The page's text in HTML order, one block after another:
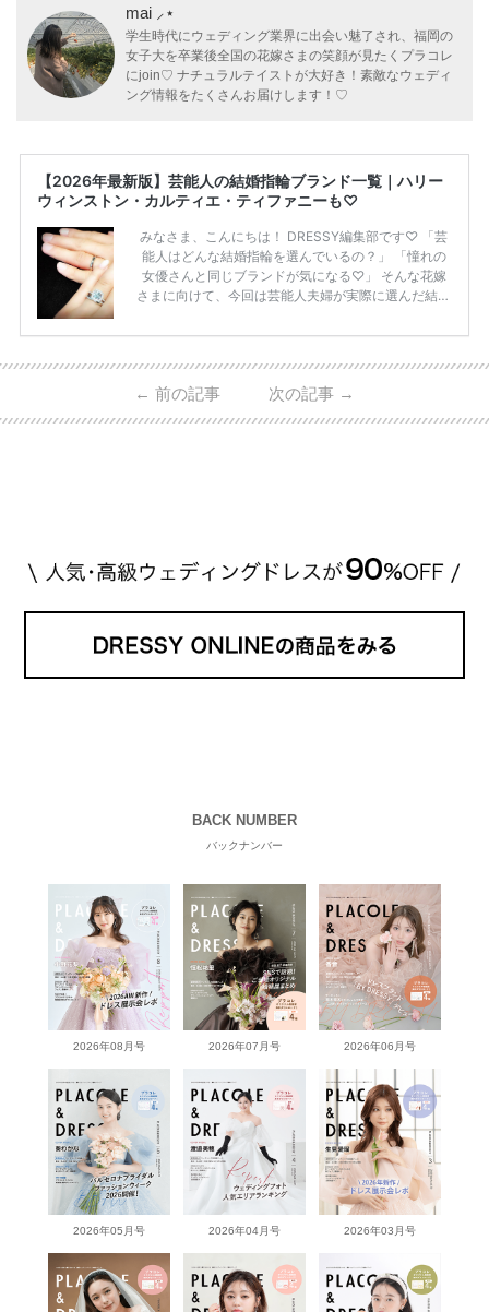
mai ⸝⋆
学生時代にウェディング業界に出会い魅了され、福岡の
女子大を卒業後全国の花嫁さまの笑顔が見たくプラコレ
にjoin♡ ナチュラルテイストが大好き！素敵なウェディ
ング情報をたくさんお届けします！♡
【2026年最新版】芸能人の結婚指輪ブランド一覧｜ハリー
ウィンストン・カルティエ・ティファニーも♡
みなさま、こんにちは！ DRESSY編集部です♡ 「芸
能人はどんな結婚指輪を選んでいるの？」 「憧れの
女優さんと同じブランドが気になる♡」 そんな花嫁
さまに向けて、今回は芸能人夫婦が実際に選んだ結婚
ーウィンストンやカルティエ、ティファニーなど世界
日本で人気のブランドまで幅広くご紹介。 さらに、
・愛用している芸能人夫婦 ・リングの特徴や魅力 ・
← 前の記事 次の記事 →
BACK NUMBER
バックナンバー
2026年08月号 2026年07月号 2026年06月号
2026年05月号 2026年04月号 2026年03月号